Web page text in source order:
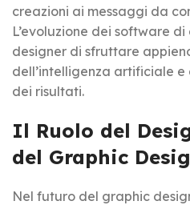
creazioni ai messaggi da
L’evoluzione dei software
designer di sfruttare
dell’intelligenza artificiale
dei risultati.
Il Ruolo del
del Graphic
Nel futuro del graphic